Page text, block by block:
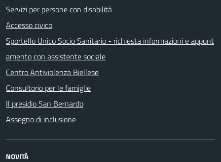
Servizi per persone con disabilità
Accesso civico
Sportello Unico Socio Sanitario - richiesta informazioni e appunt
amento con assistente sociale
Centro Antiviolenza Biellese
Consultorio per le famiglie
Il presidio San Bernardo
Assegno di inclusione
NOVITÀ